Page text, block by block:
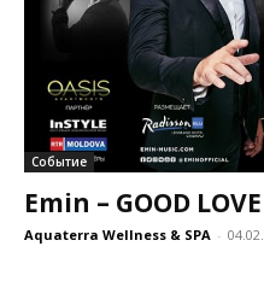
Событие
Emin – GOOD
Aquaterra Wellness & SPA -